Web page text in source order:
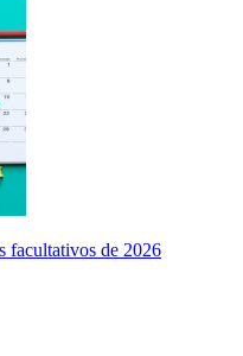
facultativos de 2026